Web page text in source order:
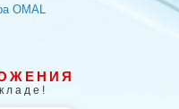
OMAL